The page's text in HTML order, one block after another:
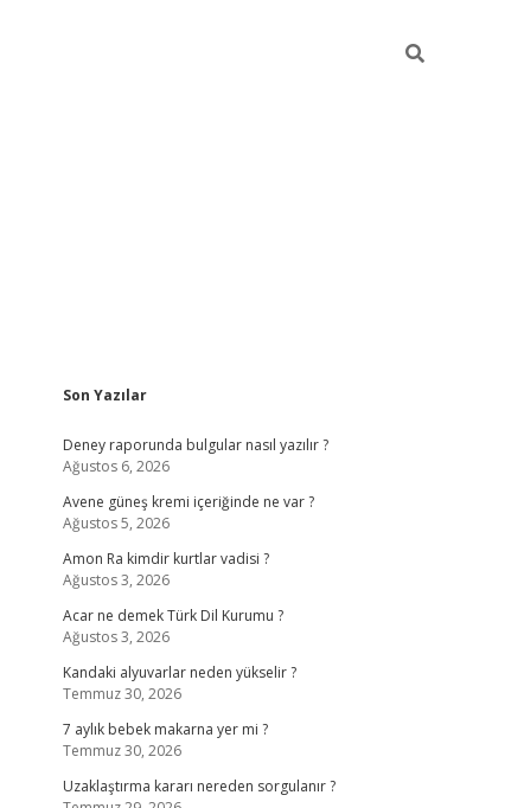
Sidebar
Son Yazılar
Deney raporunda bulgular nasıl yazılır ?
Ağustos 6, 2026
Avene güneş kremi içeriğinde ne var ?
Ağustos 5, 2026
Amon Ra kimdir kurtlar vadisi ?
Ağustos 3, 2026
Acar ne demek Türk Dil Kurumu ?
Ağustos 3, 2026
Kandaki alyuvarlar neden yükselir ?
Temmuz 30, 2026
7 aylık bebek makarna yer mi ?
Temmuz 30, 2026
Uzaklaştırma kararı nereden sorgulanır ?